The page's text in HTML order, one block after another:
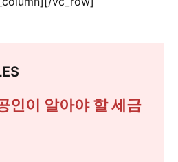
인이 알아야 할 세금